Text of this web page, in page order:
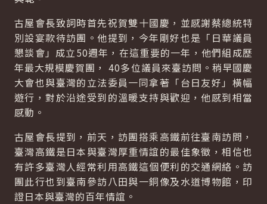
古屋會長致詞時首先祝賀雙十國慶，並感謝蔡總統特
別設宴款待訪團。他提到，今年剛好也是「日華議員
懇談會」成立50週年，在這重要的一年，他們組成歷
年最大規模慶賀團， 40多位議員來臺訪問。稍早國慶
大會也與臺灣的立法委員一同拿著「台日友好」橫幅
遊行，對於沿途受到的溫暖支持與歡迎，他感到相當
感動。
古屋會長提到，前天，訪團搭乘高鐵前往臺南訪問，
臺灣高鐵是日本與臺灣厚重情誼的最佳象徵，相信也
有許多臺灣人經常利用高鐵這個便利的交通網絡。訪
團此行也到臺南參訪八田與一銅像及水道博物館，印
證日本與臺灣的百年情誼。